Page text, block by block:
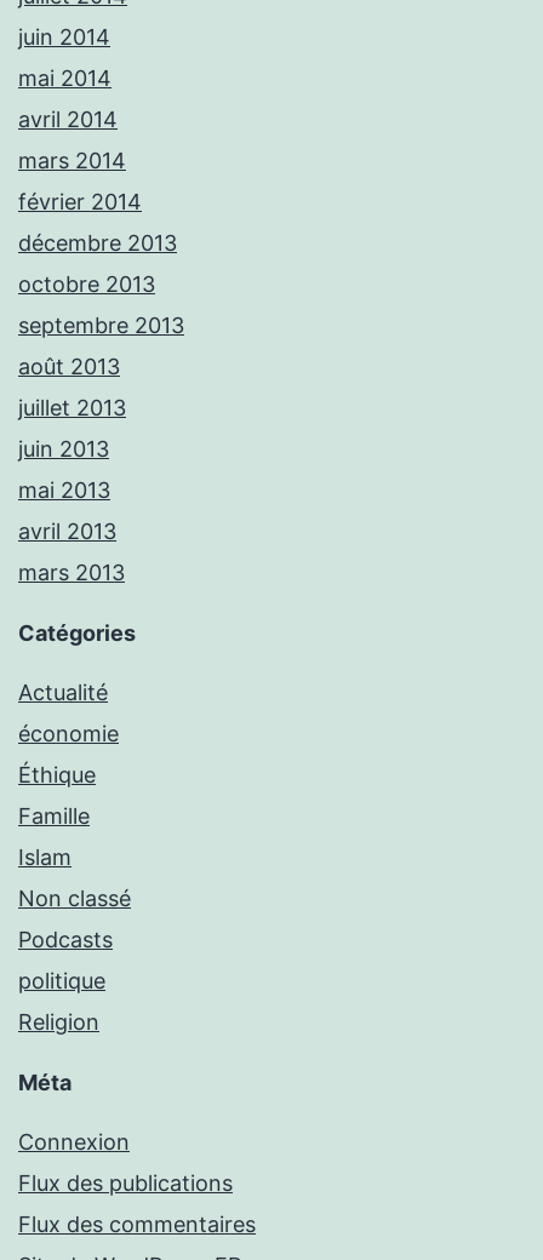
juin 2014
mai 2014
avril 2014
mars 2014
février 2014
décembre 2013
octobre 2013
septembre 2013
août 2013
juillet 2013
juin 2013
mai 2013
avril 2013
mars 2013
Catégories
Actualité
économie
Éthique
Famille
Islam
Non classé
Podcasts
politique
Religion
Méta
Connexion
Flux des publications
Flux des commentaires